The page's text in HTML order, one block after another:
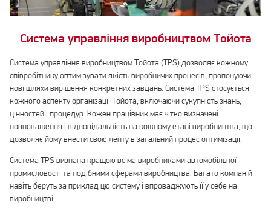
Система управління виробництвом Тойота
Система управління виробництвом Тойота (TPS) дозволяє кожному
співробітнику оптимізувати якість виробничих процесів, пропонуючи
нові шляхи вирішення конкретних завдань. Система TPS стосується
кожного аспекту організації Тойота, включаючи сукупність знань,
цінностей і процедур. Кожен працівник має чітко визначені
повноваження і відповідальність на кожному етапі виробництва, що
дозволяє йому внести свою лепту в загальний процес оптимізації.
Система TPS визнана кращою всіма виробниками автомобільної
промисловості та подібними сферами виробництва. Багато компаній
навіть беруть за приклад цю систему і впроваджують її у себе на
виробництві.